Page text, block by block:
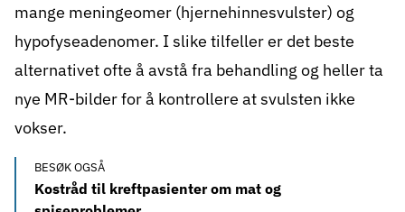
mange meningeomer (hjernehinnesvulster) og
hypofyseadenomer. I slike tilfeller er det beste
alternativet ofte å avstå fra behandling og heller ta
nye MR-bilder for å kontrollere at svulsten ikke
vokser.
BESØK OGSÅ
Kostråd til kreftpasienter om mat og